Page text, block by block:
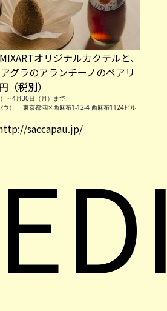
オリジナルカクテルと、
グラのアランチーノのペアリ
（税別）
～4月30日（月）まで
パウ） 東京都港区西麻布1-12-4 西麻布1124ビル
saccapau.jp/